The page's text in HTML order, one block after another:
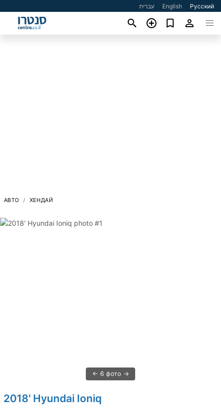
עברית English Русский
АВТО ХЕНДАЙ
6 фото
2018' Hyundai Ioniq